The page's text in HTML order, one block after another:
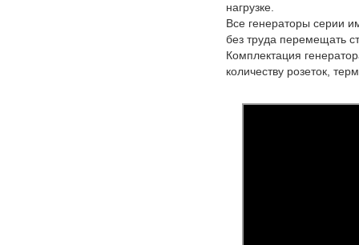
нагрузке.
Все генераторы серии
без труда перемещать
Комплектация
количеству розеток,